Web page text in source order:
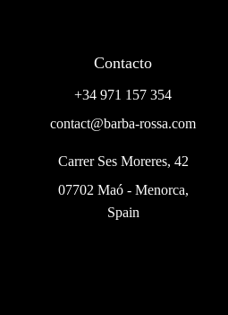
Contacto
+34 971 157 354
contact@barba-rossa.com
Carrer Ses Moreres, 42
07702 Maó - Menorca,
Spain